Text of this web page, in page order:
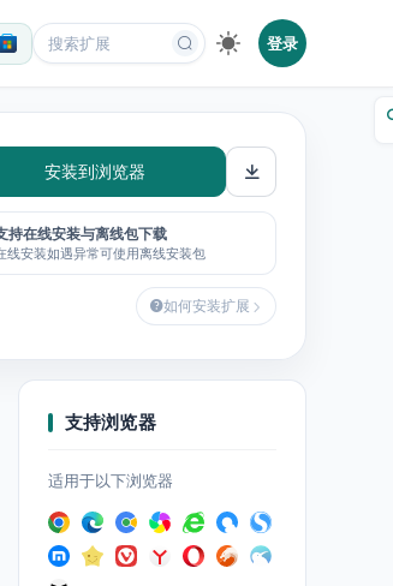
登录
安装到浏览器
持在线安装与离线包下载
线安装如遇异常可使用离线安装包
如何安装扩展
支持浏览器
适用于以下浏览器